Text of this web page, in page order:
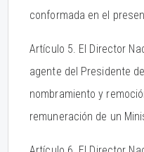
conformada en el
Artículo 5. El Director
agente del Presidente
nombramiento y
remuneración de un